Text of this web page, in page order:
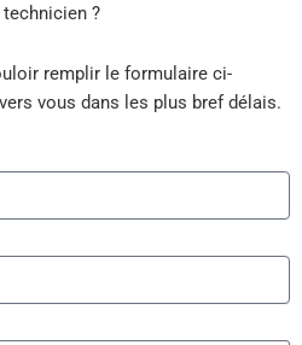
technicien ?
remplir le formulaire ci-
vous dans les plus bref délais.